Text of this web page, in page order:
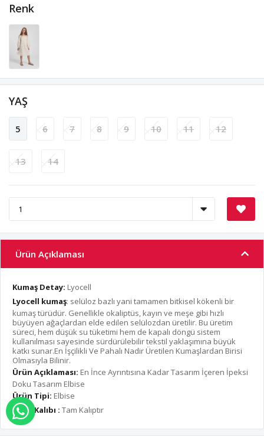
Renk
YAŞ
5 6 7 8 9 10 11 12
13 14
Ürün Açıklaması
Kumaş Detay: Lyocell
Lyocell kumaş: selüloz bazlı yani tamamen bitkisel kökenli bir
kumaş türüdür. Genellikle okaliptüs, kayın ve meşe gibi hızlı
büyüyen ağaçlardan elde edilen selülozdan üretilir. Bu üretim
süreci, hem düşük su tüketimi hem de kapalı döngü sistem
kullanılması sayesinde sürdürülebilir tekstil yaklaşımına büyük
katkı sunar.En İşçilikli Ve Pahalı Nadir Üretilen Kumaşlardan Birisi
Olmasıyla Bilinir.
Ürün Açıklaması: En İnce Ayrıntısına Kadar Tasarım İçeren İpeksi
Doku Tasarım Elbise
Ürün Tipi: Elbise
Ürün Kalıbı : Tam Kalıptır
WHATSAPP İLE SİPARİŞ VER